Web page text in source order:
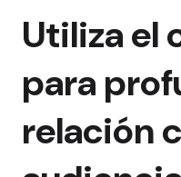
Utiliza el
para
relación